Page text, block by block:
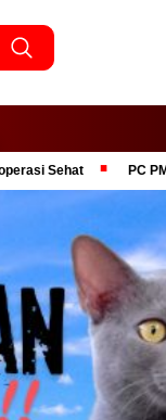
PC PMII Denpasar